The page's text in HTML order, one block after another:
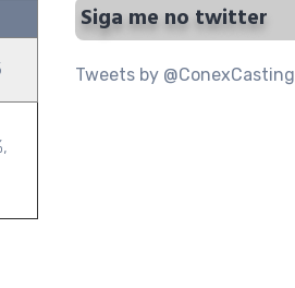
Siga me no twitter
Tweets by @ConexCasting